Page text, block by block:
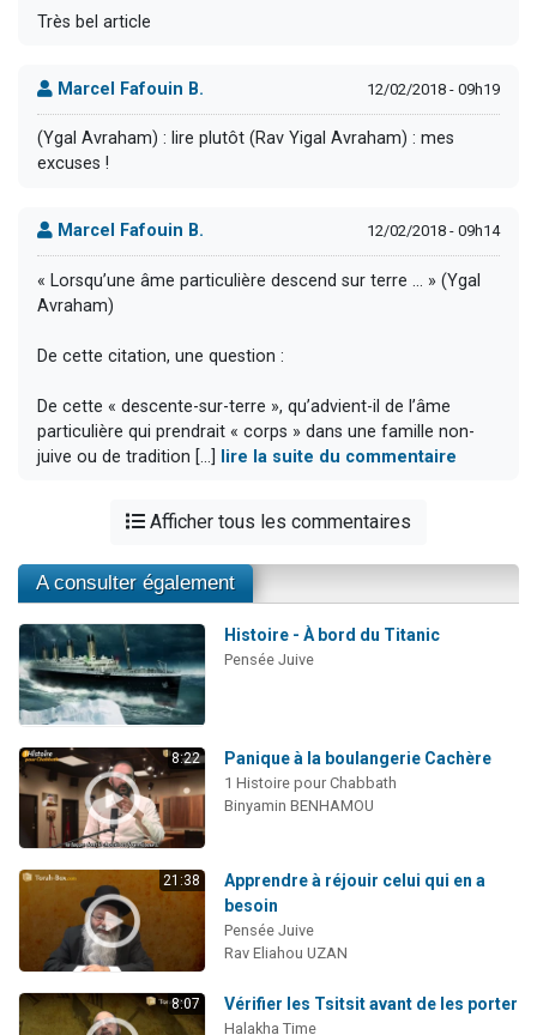
Très bel article
Marcel Fafouin B. 12/02/2018 - 09h19
(Ygal Avraham) : lire plutôt (Rav Yigal Avraham) : mes
excuses !
Marcel Fafouin B. 12/02/2018 - 09h14
« Lorsqu’une âme particulière descend sur terre … » (Ygal
Avraham)
De cette citation, une question :
De cette « descente-sur-terre », qu’advient-il de l’âme
particulière qui prendrait « corps » dans une famille non-
juive ou de tradition [...]
lire la suite du commentaire
Afficher tous les commentaires
A consulter également
Histoire - À bord du Titanic
Pensée Juive
8:22 Panique à la boulangerie Cachère
1 Histoire pour Chabbath
Binyamin BENHAMOU
21:38
Apprendre à réjouir celui qui en a
besoin
Pensée Juive
Rav Eliahou UZAN
8:07 Vérifier les Tsitsit avant de les porter
Halakha Time